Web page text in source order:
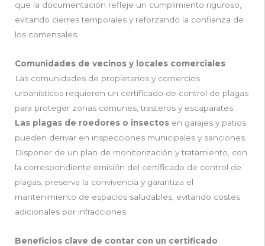
que la documentación refleje un cumplimiento riguroso,
evitando cierres temporales y reforzando la confianza de
los comensales.
Comunidades de vecinos y locales comerciales
Las comunidades de propietarios y comercios
urbanísticos requieren un certificado de control de plagas
para proteger zonas comunes, trasteros y escaparates.
Las plagas de roedores o insectos en garajes y patios
pueden derivar en inspecciones municipales y sanciones.
Disponer de un plan de monitorización y tratamiento, con
la correspondiente emisión del certificado de control de
plagas, preserva la convivencia y garantiza el
mantenimiento de espacios saludables, evitando costes
adicionales por infracciones.
Beneficios clave de contar con un certificado